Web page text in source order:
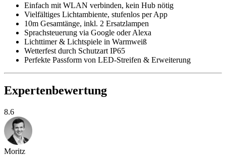
Einfach mit WLAN verbinden, kein Hub nötig
Vielfältiges Lichtambiente, stufenlos per App
10m Gesamtänge, inkl. 2 Ersatzlampen
Sprachsteuerung via Google oder Alexa
Lichttimer & Lichtspiele in Warmweiß
Wetterfest durch Schutzart IP65
Perfekte Passform von LED-Streifen & Erweiterung
Expertenbewertung
8.6
Moritz